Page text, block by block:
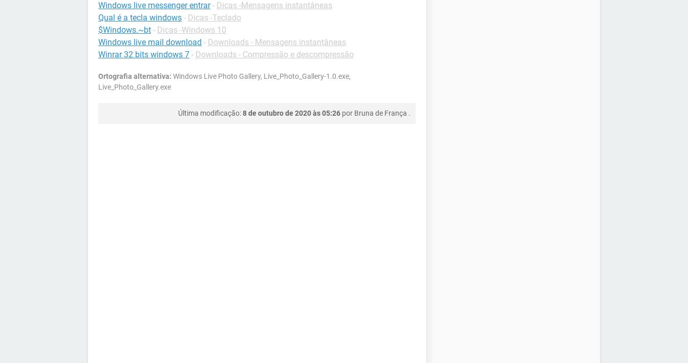
Windows live messenger entrar - Dicas -Mensagens instantâneas
Qual é a tecla windows - Dicas -Teclado
$Windows.~bt - Dicas -Windows 10
Windows live mail download - Downloads - Mensagens instantâneas
Winrar 32 bits windows 7 - Downloads - Compressão e descompressão
Ortografia alternativa: Windows Live Photo Gallery, Live_Photo_Gallery-1.0.exe,
Live_Photo_Gallery.exe
Última modificação:8 de outubro de 2020 às 05:26 por Bruna de França .